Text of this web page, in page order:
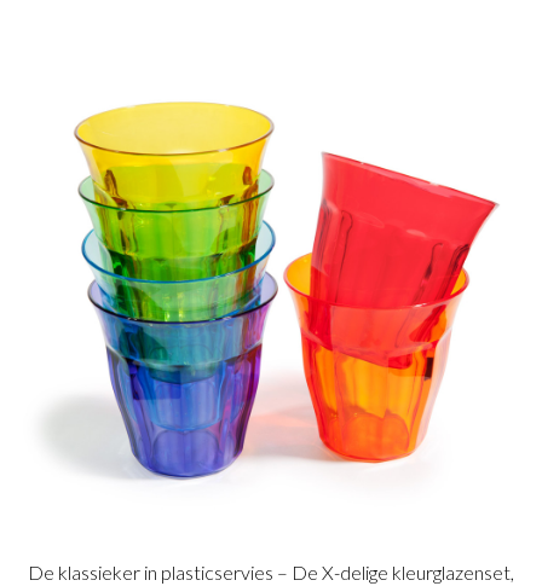
De klassieker in plasticservies – De X-delige kleurglazenset,